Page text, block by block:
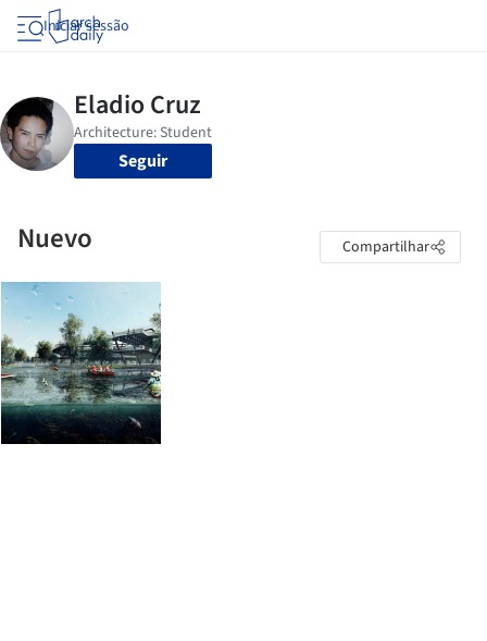
Iniciar sessão
Seguir
Nuevo Compartilhar